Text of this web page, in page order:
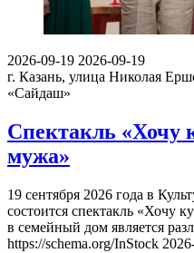
2026-09-19 2026-09-19
г. Казань, улица Николая
«Сайдаш»
Спектакль «Хочу
мужа»
19 сентября 2026 года в
состоится спектакль «Хочу
в семейный дом является
https://schema.org/InStock